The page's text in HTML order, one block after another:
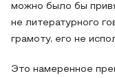
можно было бы
не литературного
грамоту, его не
Это намеренное